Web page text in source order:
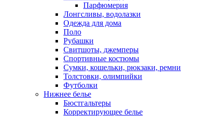
Парфюмерия
Лонгсливы, водолазки
Одежда для дома
Поло
Рубашки
Свитшоты, джемперы
Спортивные костюмы
Сумки, кошельки, рюкзаки, ремни
Толстовки, олимпийки
Футболки
Нижнее белье
Бюстгальтеры
Корректирующее белье